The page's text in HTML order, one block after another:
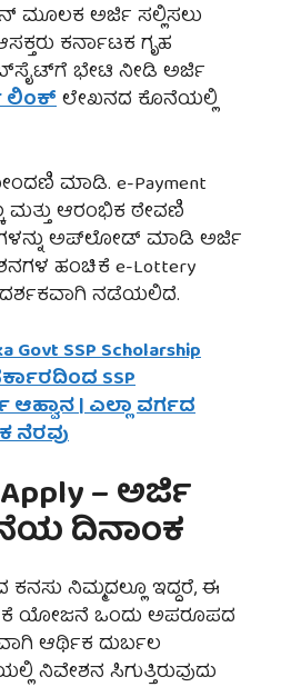
ಮೂಲಕ ಅರ್ಜಿ ಸಲ್ಲಿಸಲು
ಕರ್ನಾಟಕ ಗೃಹ
ಭೇಟಿ ನೀಡಿ ಅರ್ಜಿ
ಲಿಂಕ್ಲೇಖನದ ಕೊನೆಯಲ್ಲಿ
ಮಾಡಿ. e-Payment
ಆರಂಭಿಕ ಠೇವಣಿ
ಅಪ್‌ಲೋಡ್ ಮಾಡಿ ಅರ್ಜಿ
ಹಂಚಿಕೆ e-Lottery
ನಡೆಯಲಿದೆ.
Govt SSP Scholarship
SSP
ಆಹ್ವಾನ | ಎಲ್ಲಾ ವರ್ಗದ
ನೆರವು
– ಅರ್ಜಿ
ದಿನಾಂಕ
ಕನಸು ನಿಮ್ಮದಲ್ಲೂ ಇದ್ದರೆ, ಈ
ಯೋಜನೆ ಒಂದು ಅಪರೂಪದ
ಆರ್ಥಿಕ ದುರ್ಬಲ
ನಿವೇಶನ ಸಿಗುತ್ತಿರುವುದು